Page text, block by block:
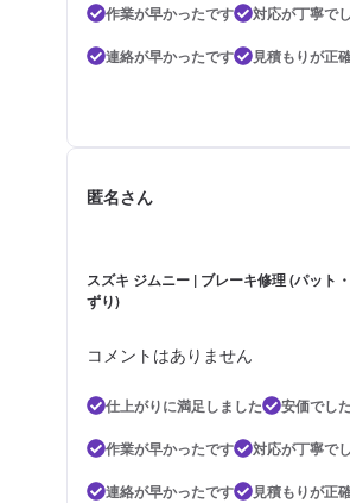
作業が早かったです
対応が丁寧で
連絡が早かったです
見積もりが正
匿名さん
スズキ ジムニー | ブレーキ修理 (パット
ずり)
コメントはありません
仕上がりに満足しました
安価でした
作業が早かったです
対応が丁寧で
連絡が早かったです
見積もりが正